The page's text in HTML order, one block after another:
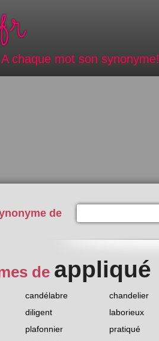
A chaque mot son synonyme!
de
de appliqué
candélabre chandelier
diligent laborieux
plafonnier pratiqué